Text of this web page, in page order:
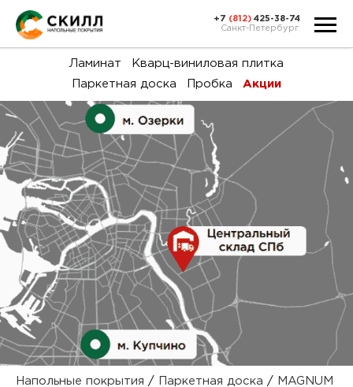
и
+7 (812) 425-38-74
Санкт-Петербург
Ламинат
Кварц-виниловая плитка
Паркетная доска
Пробка Акции
Напольные покрытия / Паркетная доска /
MAGNUM